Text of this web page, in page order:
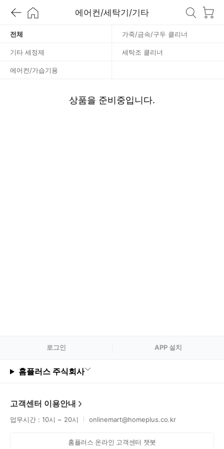
에어컨/세탁기/기타
/
전체 가죽/금속/구두 클리너
기타 세정제 세탁조 클리너
에어컨/가습기용
상품을 준비중입니다.
로그인 APP 설치
홈플러스 주식회사
고객센터 이용안내
업무시간 : 10시 ~ 20시 onlinemart@homeplus.co.kr
홈플러스 온라인 고객센터 챗봇